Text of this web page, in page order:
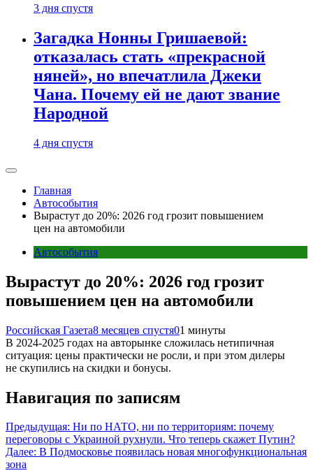
3 дня спустя
Загадка Нонны Гришаевой:
отказалась стать «прекрасной
няней», но впечатлила Джеки
Чана. Почему ей не дают звание
Народной
4 дня спустя
Главная
Автособытия
Вырастут до 20%: 2026 год грозит повышением
цен на автомобили
Автособытия
Вырастут до 20%: 2026 год грозит
повышением цен на автомобили
Российская Газета8 месяцев спустя01 минуты
В 2024-2025 годах на авторынке сложилась нетипичная
ситуация: цены практически не росли, и при этом дилеры
не скупились на скидки и бонусы.
Навигация по записям
Предыдущая: Ни по НАТО, ни по территориям: почему
переговоры с Украиной рухнули. Что теперь скажет Путин?
Далее: В Подмосковье появилась новая многофункциональная
зона